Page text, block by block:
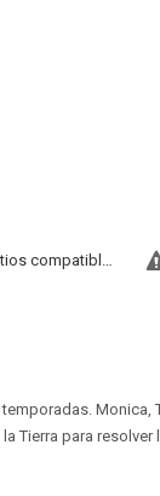
Sitios compatibles
Monica,
Tierra para